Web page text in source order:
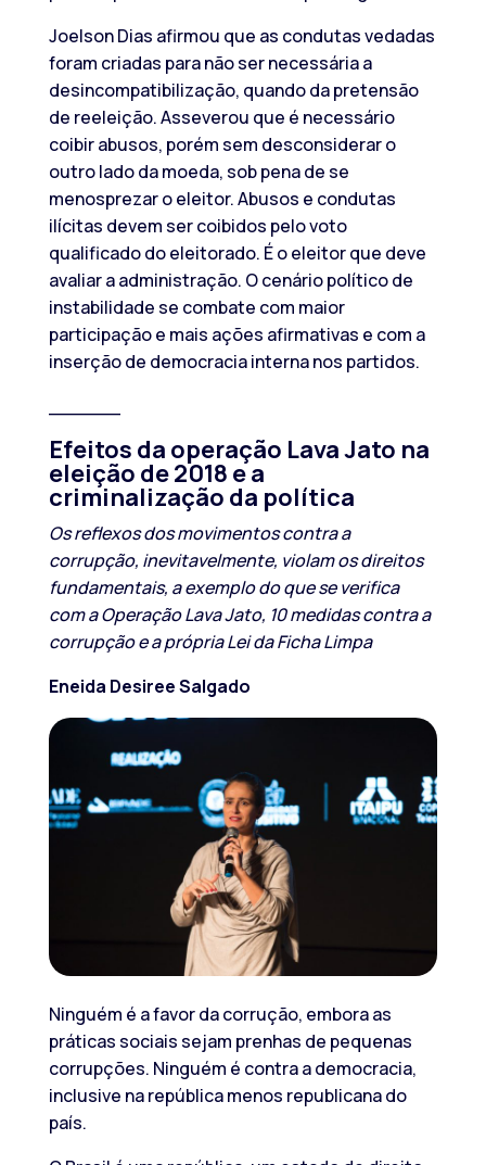
Joelson Dias afirmou que as condutas vedadas
foram criadas para não ser necessária a
desincompatibilização, quando da pretensão
de reeleição. Asseverou que é necessário
coibir abusos, porém sem desconsiderar o
outro lado da moeda, sob pena de se
menosprezar o eleitor. Abusos e condutas
ilícitas devem ser coibidos pelo voto
qualificado do eleitorado. É o eleitor que deve
avaliar a administração. O cenário político de
instabilidade se combate com maior
participação e mais ações afirmativas e com a
inserção de democracia interna nos partidos.
Efeitos da operação Lava Jato na
eleição de 2018 e a
criminalização da política
Os reflexos dos movimentos contra a
corrupção, inevitavelmente, violam os direitos
fundamentais, a exemplo do que se verifica
com a Operação Lava Jato, 10 medidas contra a
corrupção e a própria Lei da Ficha Limpa
Eneida Desiree Salgado
Ninguém é a favor da corrução, embora as
práticas sociais sejam prenhas de pequenas
corrupções. Ninguém é contra a democracia,
inclusive na república menos republicana do
país.